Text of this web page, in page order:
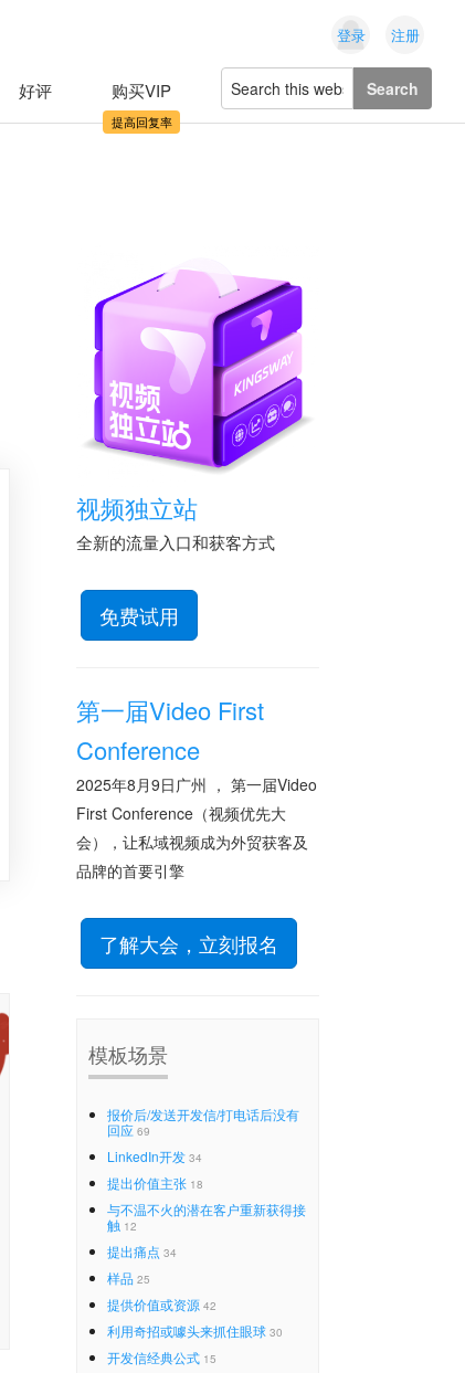
登录 注册
好评 购买VIP
Search
this
website
视频独立站
全新的流量入口和获客方式
免费试用
第一届Video First
Conference
2025年8月9日广州 ， 第一届Video
First Conference（视频优先大
会），让私域视频成为外贸获客及
品牌的首要引擎
了解大会，立刻报名
模板场景
报价后/发送开发信/打电话后没有
回应 69
LinkedIn开发 34
提出价值主张 18
与不温不火的潜在客户重新获得接
触 12
提出痛点 34
样品 25
提供价值或资源 42
利用奇招或噱头来抓住眼球 30
开发信经典公式 15